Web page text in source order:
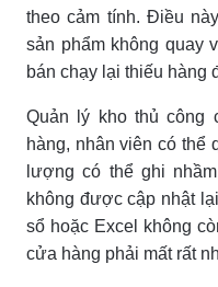
theo cảm tính. Điều
sản phẩm không quay
bán chạy lại thiếu hàng
Quản lý kho thủ công
hàng, nhân viên có thể
lượng có thể ghi
không được cập nhật
sổ hoặc Excel không
cửa hàng phải mất rất